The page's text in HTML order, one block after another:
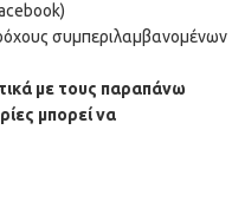
συμπεριλαμβανομένων
με τους παραπάνω
μπορεί να